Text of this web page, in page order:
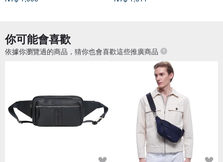
你可能會喜歡
依據你瀏覽過的商品，猜你也會喜歡這些推廣商品